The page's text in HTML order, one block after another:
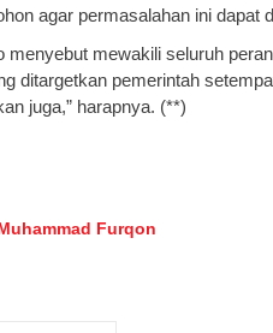
agar permasalahan ini dapat
menyebut mewakili seluruh
ditargetkan pemerintah
juga,” harapnya. (**)
Furqon